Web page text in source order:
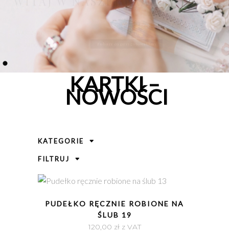
KARTKI –
NOWOŚCI
KATEGORIE
FILTRUJ
PUDEŁKO RĘCZNIE ROBIONE NA
ŚLUB 19
120,00 zł z VAT